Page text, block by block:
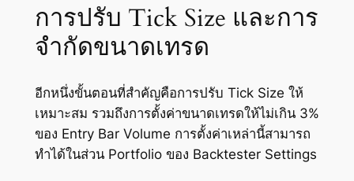
การปรับ Tick Size และการ
จำกัดขนาดเทรด
อีกหนึ่งขั้นตอนที่สำคัญคือการปรับ Tick Size ให้
เหมาะสม รวมถึงการตั้งค่าขนาดเทรดให้ไม่เกิน 3%
ของ Entry Bar Volume การตั้งค่าเหล่านี้สามารถ
ทำได้ในส่วน Portfolio ของ Backtester Settings